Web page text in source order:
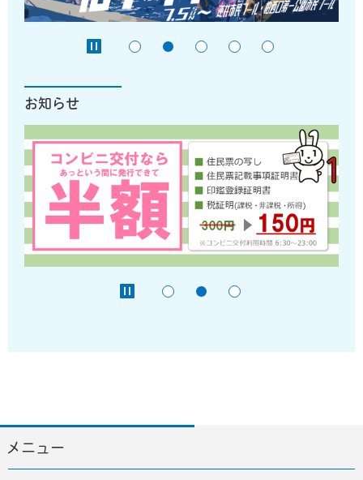
お知らせ
メニュー